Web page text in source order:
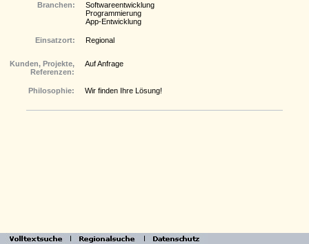
Branchen:
Softwareentwicklung
Programmierung
App-Entwicklung
Einsatzort: Regional
Kunden, Projekte,
Referenzen:
Auf Anfrage
Philosophie: Wir finden Ihre Lösung!